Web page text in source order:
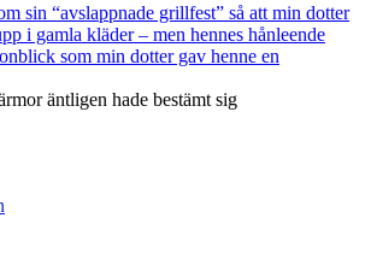
sin “avslappnade grillfest” så att min dotter
i gamla kläder – men hennes hånleende
som min dotter gav henne en
äntligen hade bestämt sig